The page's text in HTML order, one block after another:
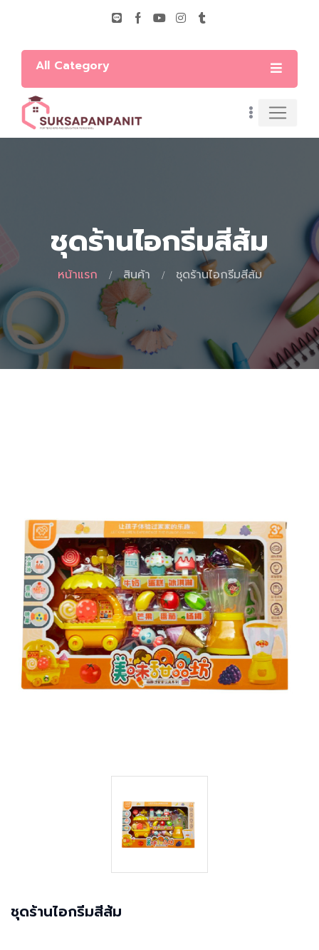
All Category
ชุดร้านไอกรีมสีส้ม
หน้าแรก สินค้า ชุดร้านไอกรีมสีส้ม
ชุดร้านไอกรีมสีส้ม